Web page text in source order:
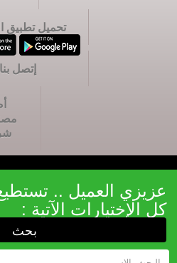
تحميل تطبيق
إتصل بنا
عزيزي العميل ..
كل الإختيارات الآتية :